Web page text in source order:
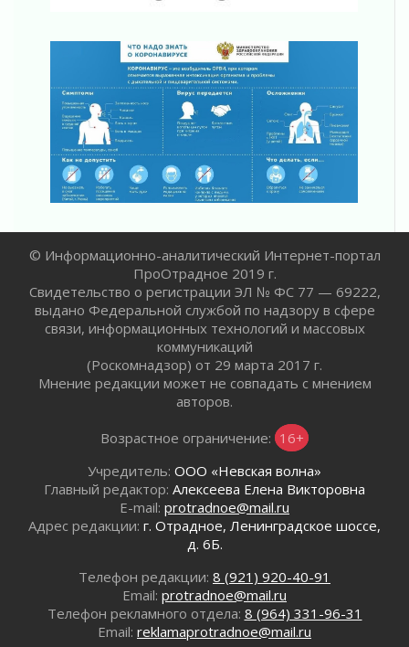
Ленобласть отметила заслуги жителей перед
регионом и страной
02 августа 2026
Ладога — не пруд
02 августа 2026
ПСК через Гослуслуги напомнит жителям
Ленинградской области о неоплаченных
02 августа 2026
Пропавшего подростка нашли в Кировском
районе Ленобласти
02 августа 2026
Жителям Ленобласти напомнили, как
действовать при укусе клеща
02 августа 2026
В Ивангороде назвали новых почетных
граждан Ленинградской области
Готовность №1
02 августа 2026
Километровые столбы «Дороги жизни»
отправили на реставрацию
02 августа 2026
Ленобласть внедрила передовую подготовку
операторов БПЛА
В Ивангороде появилась «Избушка-
воробушка»
© Информационно-аналитический Интернет-портал
ПроОтрадное 2019 г.
Свидетельство о регистрации ЭЛ № ФС 77 — 69222,
выдано Федеральной службой по надзору в сфере
связи, информационных технологий и массовых
коммуникаций
(Роскомнадзор) от 29 марта 2017 г.
Мнение редакции может не совпадать с мнением
авторов.
Возрастное ограничение: 16+
Учредитель: ООО «Невская волна»
Главный редактор: Алексеева Елена Викторовна
E-mail: protradnoe@mail.ru
Адрес редакции: г. Отрадное, Ленинградское шоссе,
д. 6Б.
Телефон редакции: 8 (921) 920-40-91
Email: protradnoe@mail.ru
Телефон рекламного отдела: 8 (964) 331-96-31
Email: reklamaprotradnoe@mail.ru